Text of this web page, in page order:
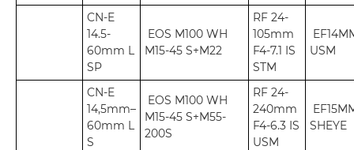
CN-E
14.5-
60mm L
SP
EOS M100 WH
M15-45 S+M22
RF 24-
105mm
F4-7.1 IS
STM
USM
CN-E
14,5mm–
60mm L
S
EOS M100 WH
M15-45 S+M55-
200S
RF 24-
240mm
F4-6.3 IS
USM
SHEYE